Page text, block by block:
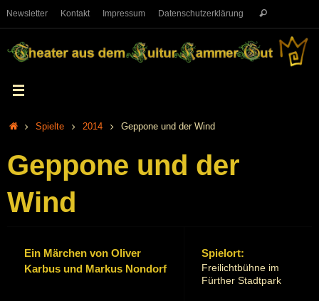
Newsletter Kontakt Impressum Datenschutzerklärung
Spielte 2014 Geppone und der Wind
Geppone und der
Wind
Ein Märchen von Oliver
Karbus und Markus Nondorf
Spielort:
Freilichtbühne im
Fürther Stadtpark